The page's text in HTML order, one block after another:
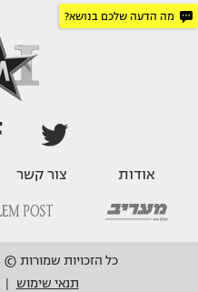
מה הדעה שלכם בנושא?
אודות צור קשר
כל הזכויות שמורות © 2014 מעריב און ליין בע"מ.
תנאי שימוש